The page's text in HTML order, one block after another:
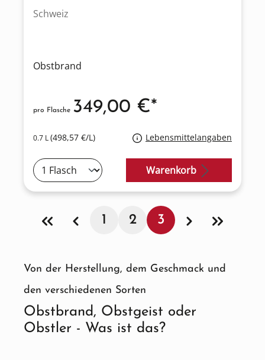
Schweiz
Obstbrand
0.7 L(498,57 €/L) Lebensmittelangaben
pro Flasche 349,00 €*
Warenkorb
1
Seite
2
Seite
3
Von der Herstellung, dem Geschmack und
den verschiedenen Sorten
Obstbrand, Obstgeist oder
Obstler - Was ist das?